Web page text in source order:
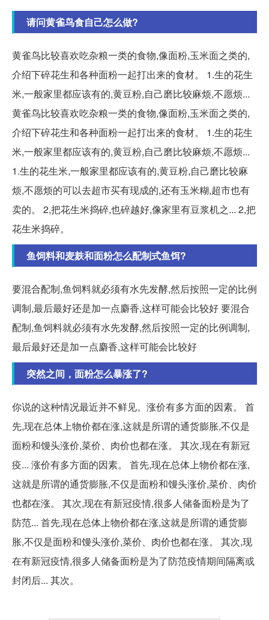
请问黄雀鸟食自己怎么做?
黄雀鸟比较喜欢吃杂粮一类的食物,像面粉,玉米面之类的,
介绍下碎花生和各种面粉一起打出来的食材。 1.生的花生
米,一般家里都应该有的,黄豆粉,自己磨比较麻烦,不愿烦...
黄雀鸟比较喜欢吃杂粮一类的食物,像面粉,玉米面之类的,
介绍下碎花生和各种面粉一起打出来的食材。 1.生的花生
米,一般家里都应该有的,黄豆粉,自己磨比较麻烦,不愿烦...
1.生的花生米,一般家里都应该有的,黄豆粉,自己磨比较麻
烦,不愿烦的可以去超市买有现成的,还有玉米糊,超市也有
卖的。 2,把花生米捣碎,也碎越好,像家里有豆浆机之... 2,把
花生米捣碎。
鱼饲料和麦麸和面粉怎么配制式鱼饵?
要混合配制,鱼饲料就必须有水先发酵,然后按照一定的比例
调制,最后最好还是加一点麝香,这样可能会比较好 要混合
配制,鱼饲料就必须有水先发酵,然后按照一定的比例调制,
最后最好还是加一点麝香,这样可能会比较好
突然之间，面粉怎么暴涨了?
你说的这种情况最近并不鲜见。涨价有多方面的因素。 首
先,现在总体上物价都在涨,这就是所谓的通货膨胀,不仅是
面粉和馒头涨价,菜价、肉价也都在涨。 其次,现在有新冠
疫... 涨价有多方面的因素。 首先,现在总体上物价都在涨,
这就是所谓的通货膨胀,不仅是面粉和馒头涨价,菜价、肉价
也都在涨。 其次,现在有新冠疫情,很多人储备面粉是为了
防范... 首先,现在总体上物价都在涨,这就是所谓的通货膨
胀,不仅是面粉和馒头涨价,菜价、肉价也都在涨。 其次,现
在有新冠疫情,很多人储备面粉是为了防范疫情期间隔离或
封闭后... 其次。